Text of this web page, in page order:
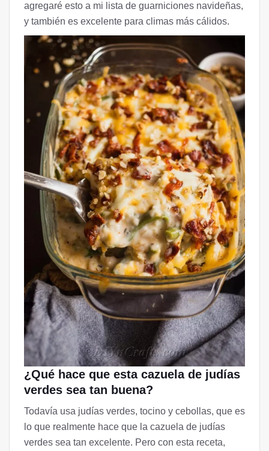
agregaré esto a mi lista de guarniciones navideñas,
y también es excelente para climas más cálidos.
¿Qué hace que esta cazuela de judías
verdes sea tan buena?
Todavía usa judías verdes, tocino y cebollas, que es
lo que realmente hace que la cazuela de judías
verdes sea tan excelente. Pero con esta receta,